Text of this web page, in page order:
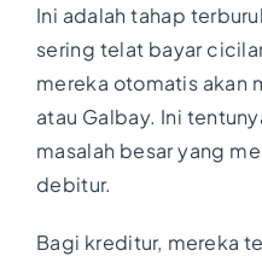
Ini adalah tahap
sering telat bayar
mereka otomatis akan
atau Galbay. Ini
masalah besar yang
debitur.
Bagi kreditur, mereka